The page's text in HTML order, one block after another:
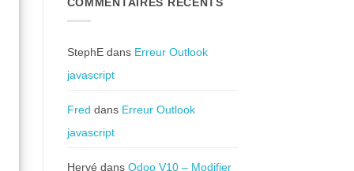
StephEdans Erreur Outlook
javascript
Fred dans Erreur Outlook
javascript
Hervé dans Odoo V10 – Modifier